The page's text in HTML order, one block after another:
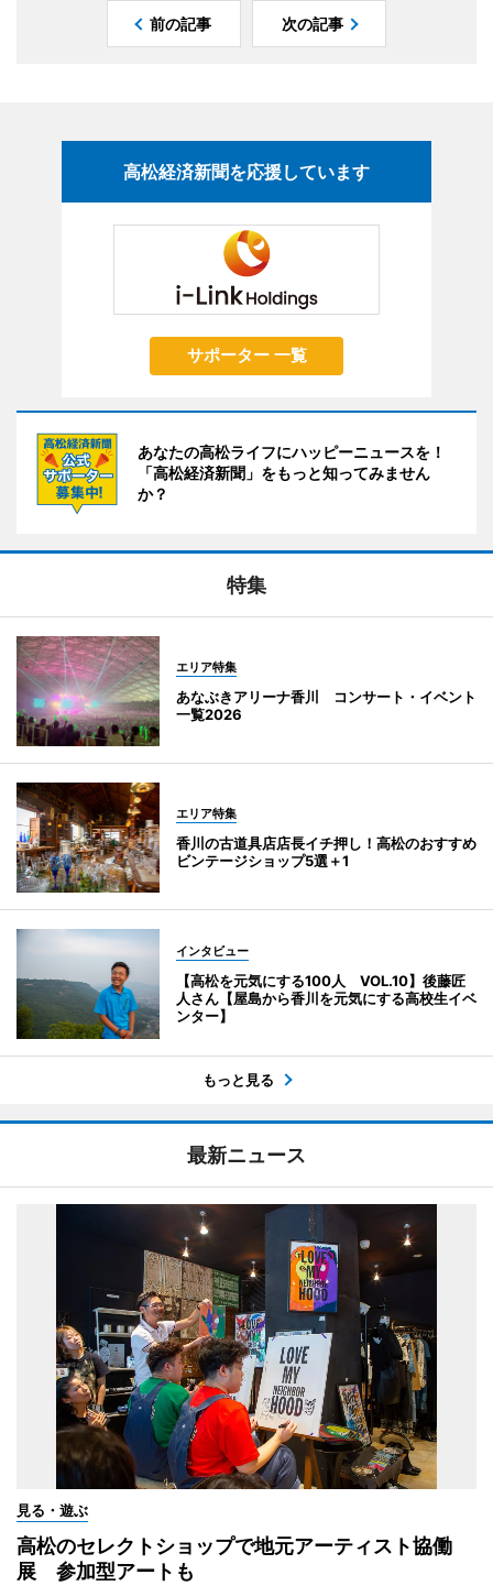
前の記事 次の記事
高松経済新聞を応援しています
サポーター 一覧
あなたの高松ライフにハッピーニュースを！
「高松経済新聞」をもっと知ってみません
か？
特集
エリア特集
あなぶきアリーナ香川 コンサート・イベント
一覧2026
エリア特集
香川の古道具店店長イチ押し！高松のおすすめ
ビンテージショップ5選＋1
インタビュー
【高松を元気にする100人 VOL.10】後藤匠
人さん【屋島から香川を元気にする高校生イベ
ンター】
もっと見る
最新ニュース
見る・遊ぶ
高松のセレクトショップで地元アーティスト協働
展 参加型アートも